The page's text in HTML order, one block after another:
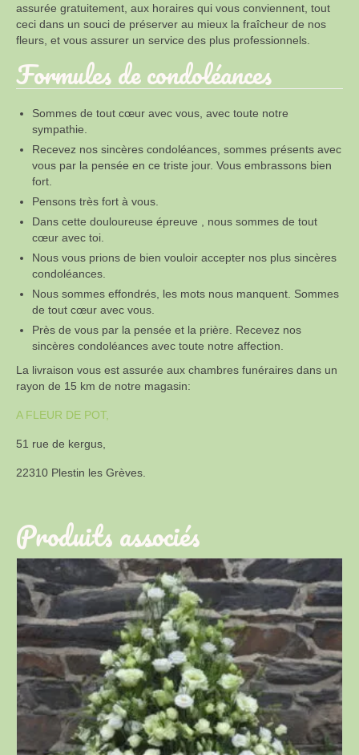
assurée gratuitement, aux horaires qui vous conviennent, tout
ceci dans un souci de préserver au mieux la fraîcheur de nos
fleurs, et vous assurer un service des plus professionnels.
Formules de condoléances
Sommes de tout cœur avec vous, avec toute notre
sympathie.
Recevez nos sincères condoléances, sommes présents avec
vous par la pensée en ce triste jour. Vous embrassons bien
fort.
Pensons très fort à vous.
Dans cette douloureuse épreuve , nous sommes de tout
cœur avec toi.
Nous vous prions de bien vouloir accepter nos plus sincères
condoléances.
Nous sommes effondrés, les mots nous manquent. Sommes
de tout cœur avec vous.
Près de vous par la pensée et la prière. Recevez nos
sincères condoléances avec toute notre affection.
La livraison vous est assurée aux chambres funéraires dans un
rayon de 15 km de notre magasin:
A FLEUR DE POT,
51 rue de kergus,
22310 Plestin les Grèves.
Produits associés